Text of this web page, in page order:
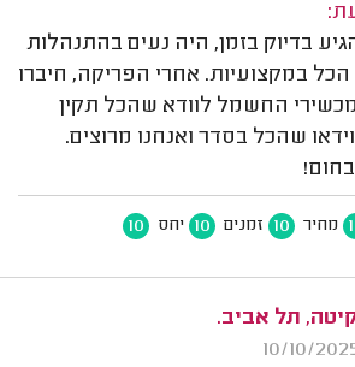
בדיוק בזמן, היה נעים בהתנהלות
הכל במקצועיות. אחרי הפריקה, חיברו
החשמל לוודא שהכל תקין
שהכל בסדר ואנחנו מרוצים.
מחיר 10 זמנים 10 יחס 10
תל אביב.